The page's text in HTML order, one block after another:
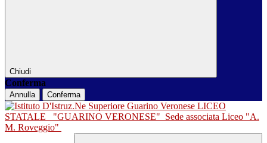
Chiudi
Conferma
Annulla Conferma
LICEO
STATALE
"GUARINO VERONESE" Sede associata Liceo "A.
M. Roveggio"